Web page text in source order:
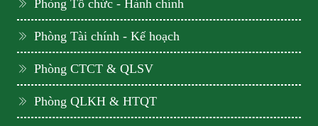
Phòng Tổ chức - Hành chính
Phòng Tài chính - Kế hoạch
Phòng CTCT & QLSV
Phòng QLKH & HTQT